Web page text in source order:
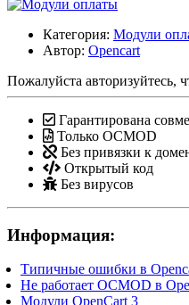
Категория: Модули
Автор: Opencart
Пожалуйста авторизуйтесь,
Гарантирована
Только OCMOD
Без привязки к
Открытый код
Без вирусов
Информация:
Типичные ошибки в
Не работает OCMOD в
Модули OpenCart 3